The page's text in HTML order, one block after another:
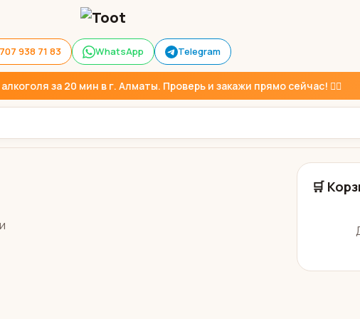
938 71 83 WhatsApp Telegram
за 20 мин в г. Алматы. Проверь и закажи прямо сейчас! 👇🏼
🛒